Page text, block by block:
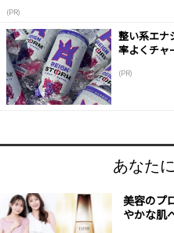
(PR)
整い系エナ
率よくチャ
(PR)
あなた
美容のプ
やかな肌